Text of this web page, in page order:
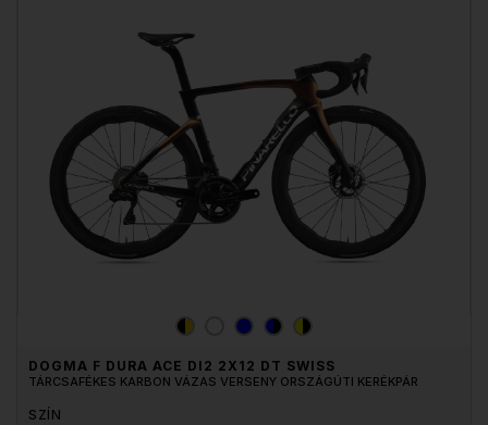
DOGMA F DURA ACE DI2 2X12 DT SWISS
TÁRCSAFÉKES KARBON VÁZAS VERSENY ORSZÁGÚTI KERÉKPÁR
SZÍN